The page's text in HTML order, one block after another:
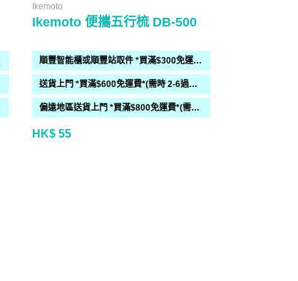
Ikemoto
Ikemoto 便攜五行梳 DB-500
順豐智能櫃或順豐站取件 *買滿$300免運費*
送貨上門 *買滿$600免運費*(需時 2-6過工作天)
偏遠地區送貨上門 *買滿$800免運費*(需時 2-6個工作天)
HK$ 55